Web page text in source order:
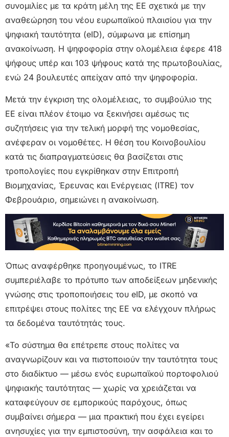
συνομιλίες με τα κράτη μέλη της ΕΕ σχετικά με την
αναθεώρηση του νέου ευρωπαϊκού πλαισίου για την
ψηφιακή ταυτότητα (eID), σύμφωνα με επίσημη
ανακοίνωση. Η ψηφοφορία στην ολομέλεια έφερε 418
ψήφους υπέρ και 103 ψήφους κατά της πρωτοβουλίας,
ενώ 24 βουλευτές απείχαν από την ψηφοφορία.
Μετά την έγκριση της ολομέλειας, το συμβούλιο της
ΕΕ είναι πλέον έτοιμο να ξεκινήσει αμέσως τις
συζητήσεις για την τελική μορφή της νομοθεσίας,
ανέφεραν οι νομοθέτες. Η θέση του Κοινοβουλίου
κατά τις διαπραγματεύσεις θα βασίζεται στις
τροπολογίες που εγκρίθηκαν στην Επιτροπή
Βιομηχανίας, Έρευνας και Ενέργειας (ITRE) τον
Φεβρουάριο, σημειώνει η ανακοίνωση.
Όπως αναφέρθηκε προηγουμένως, το ITRE
συμπεριέλαβε το πρότυπο των αποδείξεων μηδενικής
γνώσης στις τροποποιήσεις του eID, με σκοπό να
επιτρέψει στους πολίτες της ΕΕ να ελέγχουν πλήρως
τα δεδομένα ταυτότητάς τους.
«Το σύστημα θα επέτρεπε στους πολίτες να
αναγνωρίζουν και να πιστοποιούν την ταυτότητα τους
στο διαδίκτυο — μέσω ενός ευρωπαϊκού πορτοφολιού
ψηφιακής ταυτότητας — χωρίς να χρειάζεται να
καταφεύγουν σε εμπορικούς παρόχους, όπως
συμβαίνει σήμερα — μια πρακτική που έχει εγείρει
ανησυχίες για την εμπιστοσύνη, την ασφάλεια και το